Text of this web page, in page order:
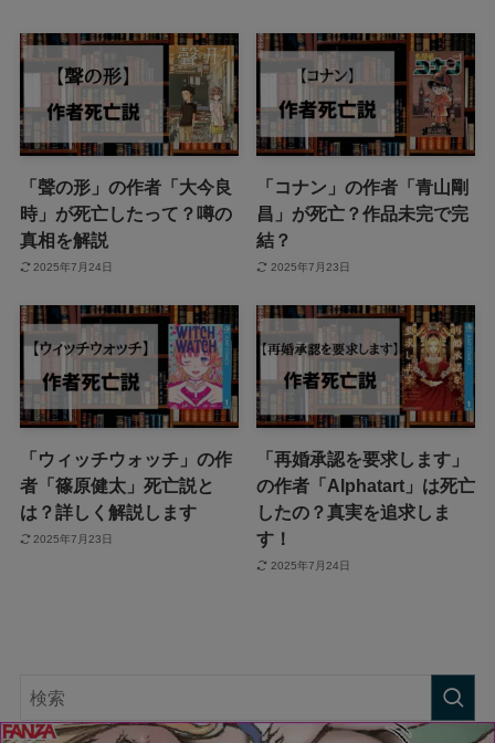
「聲の形」の作者「大今良
時」が死亡したって？噂の
真相を解説
2025年7月24日
「コナン」の作者「青山剛
昌」が死亡？作品未完で完
結？
2025年7月23日
「ウィッチウォッチ」の作
者「篠原健太」死亡説と
は？詳しく解説します
2025年7月23日
「再婚承認を要求します」
の作者「Alphatart」は死亡
したの？真実を追求しま
す！
2025年7月24日